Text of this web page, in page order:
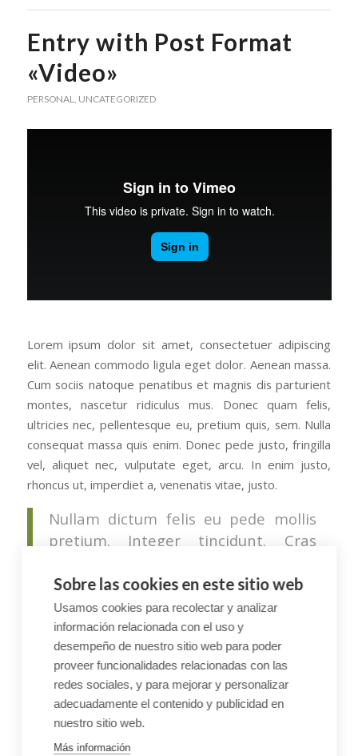
Entry with Post Format
«Video»
PERSONAL UNCATEGORIZED
Lorem ipsum dolor sit amet, consectetuer adipiscing
elit. Aenean commodo ligula eget dolor. Aenean massa.
Cum sociis natoque penatibus et magnis dis parturient
montes, nascetur ridiculus mus. Donec quam felis,
ultricies nec, pellentesque eu, pretium quis, sem. Nulla
consequat massa quis enim. Donec pede justo, fringilla
vel, aliquet nec, vulputate eget, arcu. In enim justo,
rhoncus ut, imperdiet a, venenatis vitae, justo.
Nullam dictum felis eu pede mollis
pretium. Integer tincidunt. Cras
semper nisi. Aenean vulputate
eleifend tellus. Aenean leo ligula,
porttitor eu, consequat vitae,
eleifend ac, enim. Aliquam lorem
ante, dapibus in, viverra quis, feugiat
a, tellus.
Sobre las cookies en este sitio web
Usamos cookies para recolectar y analizar
información relacionada con el uso y
desempeño de nuestro sitio web para poder
proveer funcionalidades relacionadas con las
redes sociales, y para mejorar y personalizar
adecuadamente el contenido y publicidad en
nuestro sitio web.
Más información